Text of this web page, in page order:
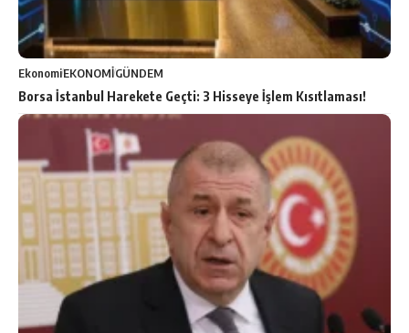
EkonomiEKONOMİGÜNDEM
Borsa İstanbul Harekete Geçti: 3 Hisseye İşlem Kısıtlaması!